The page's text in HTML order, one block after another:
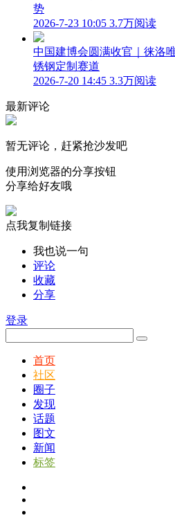
势
2026-7-23 10:05 3.7万阅读
中国建博会圆满收官｜徕洛
锈钢定制赛道
2026-7-20 14:45 3.3万阅读
最新评论
暂无评论，赶紧抢沙发吧
使用浏览器的分享按钮
分享给好友哦
点我复制链接
我也说一句
评论
收藏
分享
登录
首页
社区
圈子
发现
话题
图文
新闻
标签